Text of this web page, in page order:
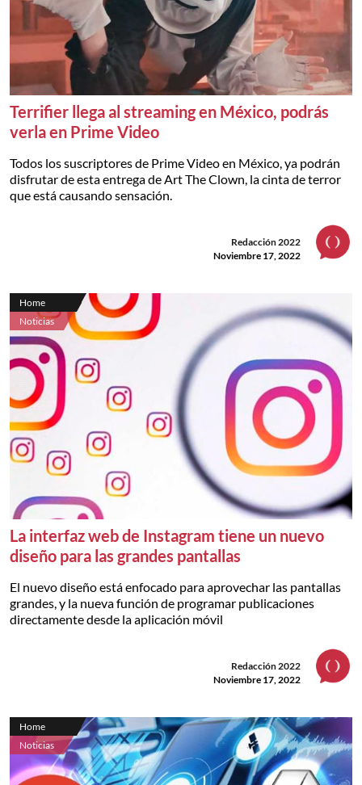
Terrifier llega al streaming en México, podrás
verla en Prime Video
Todos los suscriptores de Prime Video en México, ya podrán
disfrutar de esta entrega de Art The Clown, la cinta de terror
que está causando sensación.
Redacción 2022
Noviembre 17, 2022
Home
Noticias
La interfaz web de Instagram tiene un nuevo
diseño para las grandes pantallas
El nuevo diseño está enfocado para aprovechar las pantallas
grandes, y la nueva función de programar publicaciones
directamente desde la aplicación móvil
Redacción 2022
Noviembre 17, 2022
Home
Noticias